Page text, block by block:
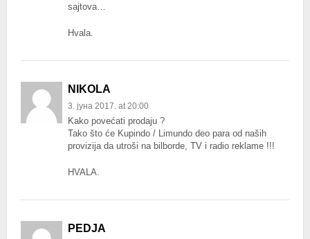
sajtova…
Hvala.
NIKOLA
3. јуна 2017. at 20:00
Kako povećati prodaju ?
Tako što će Kupindo / Limundo deo para od naših
provizija da utroši na bilborde, TV i radio reklame !!!
HVALA.
PEDJA